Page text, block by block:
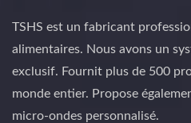
TSHS est un fabricant
alimentaires. Nous avons un
exclusif. Fournit plus de 500
monde entier. Propose
micro-ondes personnalisé.